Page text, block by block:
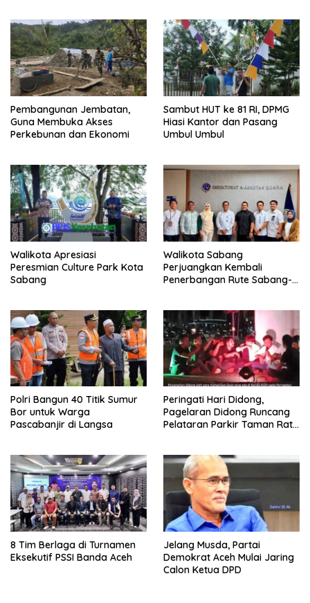
Pembangunan Jembatan,
Guna Membuka Akses
Perkebunan dan Ekonomi
Sambut HUT ke 81 RI, DPMG
Hiasi Kantor dan Pasang
Umbul Umbul
Walikota Apresiasi
Peresmian Culture Park Kota
Sabang
Walikota Sabang
Perjuangkan Kembali
Penerbangan Rute Sabang-
Polri Bangun 40 Titik Sumur
Bor untuk Warga
Pascabanjir di Langsa
Peringati Hari Didong,
Pagelaran Didong Runcang
Pelataran Parkir Taman Ratu
8 Tim Berlaga di Turnamen
Eksekutif PSSI Banda Aceh
Jelang Musda, Partai
Demokrat Aceh Mulai Jaring
Calon Ketua DPD